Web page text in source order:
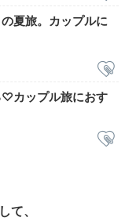
「地蔵の湯」や
河原公園」まで散歩
夏旅。カップルに
カップル旅におす
て、